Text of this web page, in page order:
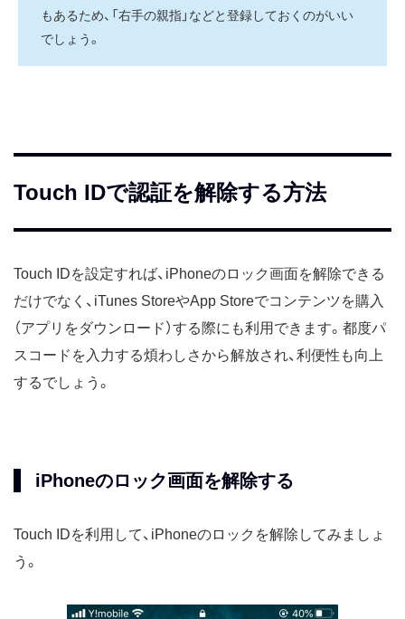
もあるため、「右手の親指」などと登録しておくのがいい
でしょう。
Touch IDで認証を解除する方法
Touch IDを設定すれば、iPhoneのロック画面を解除できる
だけでなく、iTunes StoreやApp Storeでコンテンツを購入
（アプリをダウンロード）する際にも利用できます。都度パ
スコードを入力する煩わしさから解放され、利便性も向上
するでしょう。
iPhoneのロック画面を解除する
Touch IDを利用して、iPhoneのロックを解除してみましょ
う。